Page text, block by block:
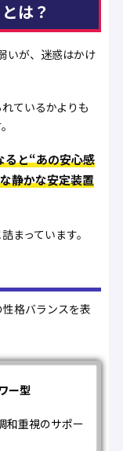
は？
いが、迷惑はかけ
ているかよりも
ると“あの安心感
静かな安定装置
まっています。
格バランスを表
ー型
和重視のサポー